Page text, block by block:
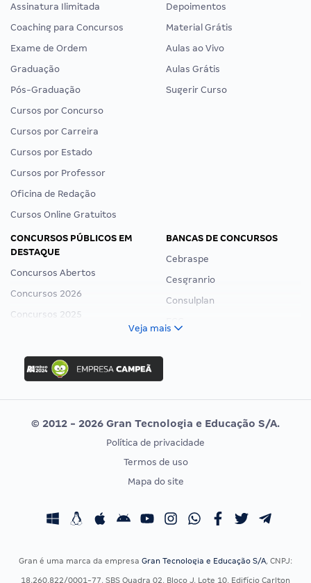
Assinatura Ilimitada
Coaching para Concursos
Exame de Ordem
Graduação
Pós-Graduação
Cursos por Concurso
Cursos por Carreira
Cursos por Estado
Cursos por Professor
Oficina de Redação
Cursos Online Gratuitos
Depoimentos
Material Grátis
Aulas ao Vivo
Aulas Grátis
Sugerir Curso
CONCURSOS PÚBLICOS EM
DESTAQUE
Concursos Abertos
Concursos 2026
Concursos 2025
Concurso Ibama
Concurso MPU
Editais publicados
BANCAS DE CONCURSOS
Cebraspe
Cesgranrio
Consulplan
Vunesp
CONCURSOS POR PROFISSÃO
Concursos Fiscais
EXAME DE ORDEM
Calendário OAB
Veja mais
© 2012 - 2026 Gran Tecnologia e Educação S/A.
Política de privacidade
Termos de uso
Mapa do site
Gran é uma marca da empresa Gran Tecnologia e Educação S/A, CNPJ:
18.260.822/0001-77, SBS Quadra 02, Bloco J, Lote 10, Edifício Carlton